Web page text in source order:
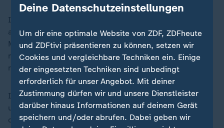
Ich sehe auch gar keinen Grund, das von uns aus
aufzukündigen. Das will auch niemand in Washington.
Man will stärker in Washington verlagern. Man will uns
mehr Verantwortung übergeben. Die sollten wir jetzt
nehmen. Das trifft uns doch nicht unvorbereitet.
Ich finde, das passt gut zusammen, das ergänzt sich
und ich finde, Trennendes sollte man nicht erfinden,
denn es ist in den Köpfen im Westen nicht da.
Deine Datenschutzeinstellungen
Um dir eine optimale Website von ZDF, ZDFheute
und ZDFtivi präsentieren zu können, setzen wir
Cookies und vergleichbare Techniken ein. Einige
der eingesetzten Techniken sind unbedingt
erforderlich für unser Angebot. Mit deiner
Zustimmung dürfen wir und unsere Dienstleister
darüber hinaus Informationen auf deinem Gerät
speichern und/oder abrufen. Dabei geben wir